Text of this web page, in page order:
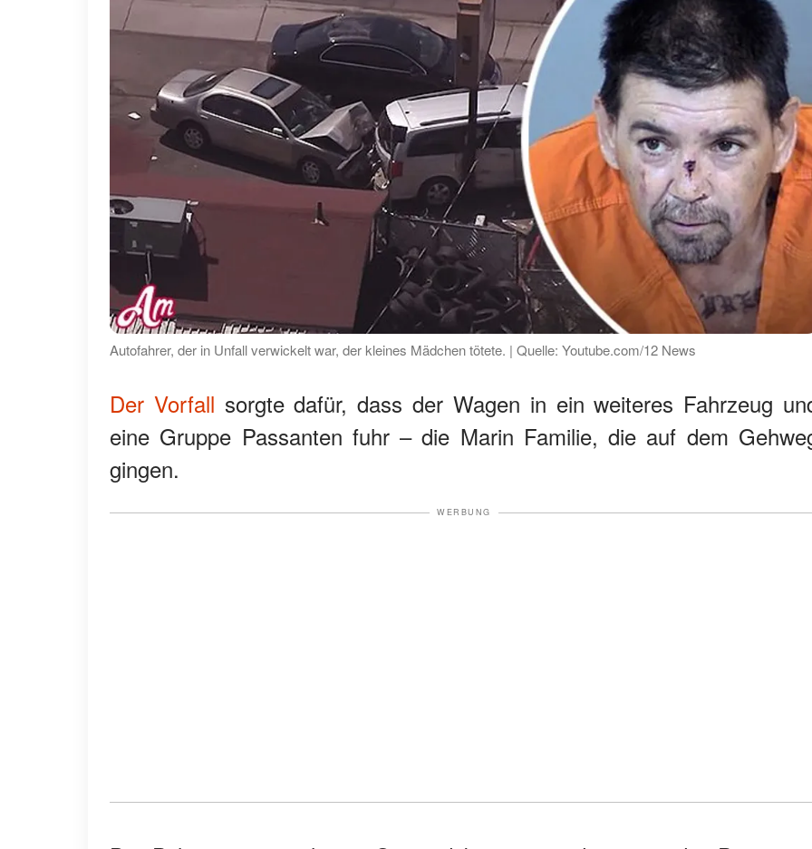
Autofahrer, der in Unfall verwickelt war, der kleines Mädchen tötete. | Quelle: Youtube.com/12 News
Der Vorfall sorgte dafür, dass der Wagen in ein weiteres Fahrzeug
eine Gruppe Passanten fuhr – die Marin Familie, die auf dem
gingen.
WERBUNG